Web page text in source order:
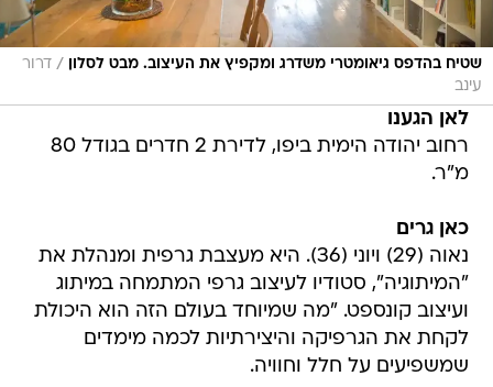
שטיח בהדפס גיאומטרי משדרג ומקפיץ את העיצוב. מבט לסלון / דרור
עינב
לאן הגענו
רחוב יהודה הימית ביפו, לדירת 2 חדרים בגודל 80
מ"ר.
כאן גרים
נאוה (29) ויוני (36). היא מעצבת גרפית ומנהלת את
"המיתוגיה", סטודיו לעיצוב גרפי המתמחה במיתוג
ועיצוב קונספט. "מה שמיוחד בעולם הזה הוא היכולת
לקחת את הגרפיקה והיצירתיות לכמה מימדים
שמשפיעים על חלל וחוויה.